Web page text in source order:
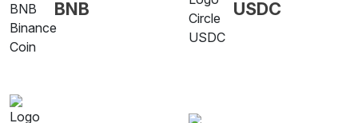
BNB USDC